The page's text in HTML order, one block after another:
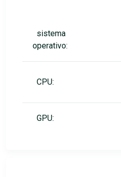
sistema
operativo:
CPU:
GPU: